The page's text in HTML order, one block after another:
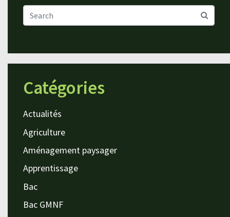
Catégories
Actualités
Agriculture
Aménagement paysager
Apprentissage
Bac
Bac GMNF